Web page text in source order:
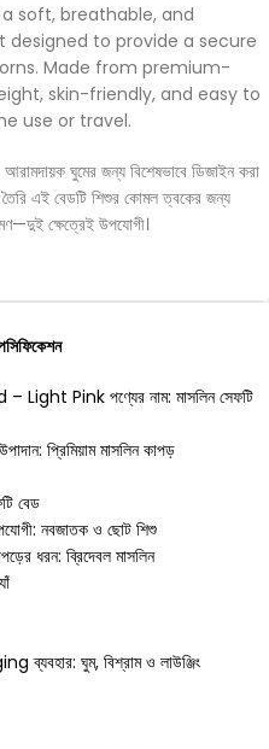
a soft, breathable, and
to provide a secure
Made from premium-
skin-friendly, and easy to
use or travel.
ঘুমের জন্য বিশেষভাবে ডিজাইন করা
তৈরি এই বেডটি শিশুর কোমল ত্বকের জন্য
ক্ষেত্রেই উপযোগী।
Pink পণ্যের নাম: মাসলিন সেফটি
প্রিমিয়াম মাসলিন কাপড়
বেড
নবজাতক ও ছোট শিশু
ব্রিদেবল মাসলিন
ঘুম, বিশ্রাম ও লাউঞ্জিং